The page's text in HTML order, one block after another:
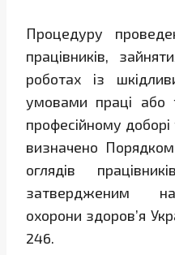
Процедуру
працівників,
роботах із
умовами праці або
професійному доборі
визначено
оглядів
затвердженим
охорони здоров’я
246.